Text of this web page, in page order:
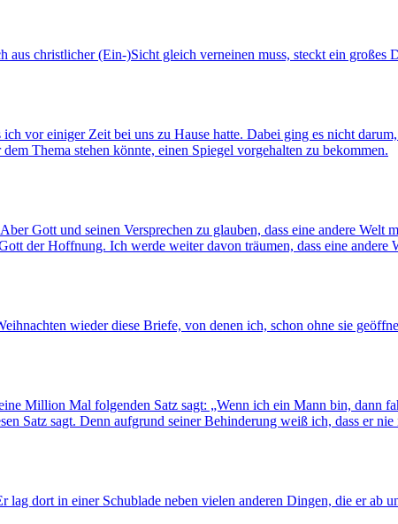
christlicher (Ein-)Sicht gleich verneinen muss, steckt ein großes
vor einiger Zeit bei uns zu Hause hatte. Dabei ging es nicht
Thema stehen könnte, einen Spiegel vorgehalten zu bekommen.
Gott und seinen Versprechen zu glauben, dass eine andere
der Hoffnung. Ich werde weiter davon träumen, dass eine
wieder diese Briefe, von denen ich, schon ohne sie
Million Mal folgenden Satz sagt: „Wenn ich ein Mann bin, dann
Satz sagt. Denn aufgrund seiner Behinderung weiß ich, dass er
dort in einer Schublade neben vielen anderen Dingen, die er ab